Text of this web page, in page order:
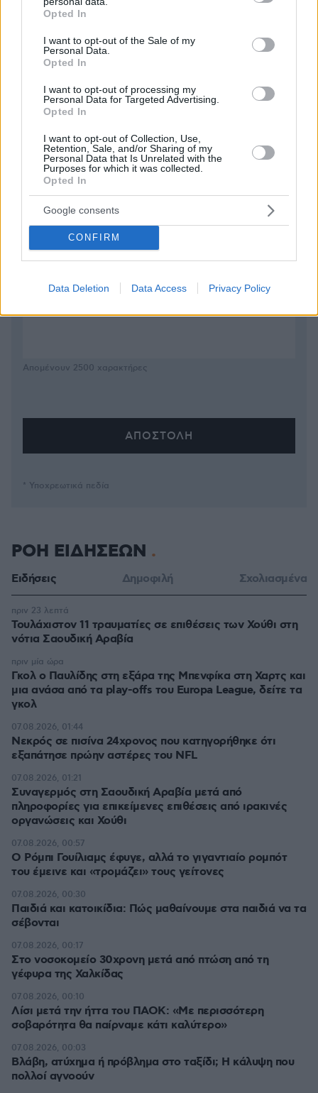
grant or deny consent to Google and its third-party tags to
use your data for below specified purposes in below Google
consent section.
Opted In
I want to opt-out of the Sale of my
Personal Data.
Opted In
I want to opt-out of processing my
Personal Data for Targeted Advertising.
Opted In
I want to opt-out of Collection, Use,
Retention, Sale, and/or Sharing of my
Personal Data that Is Unrelated with the
Purposes for which it was collected.
Opted In
Google consents
CONFIRM
Data Deletion Data Access Privacy Policy
ΠΡΟΣΘΗΚΗ ΣΧΟΛΙΟΥ
ΌΝΟΜΑ *
EMAIL
ΣΧΌΛΙΟ *
Απομένουν 2500 χαρακτήρες
* Υποχρεωτικά πεδία
ΡΟΗ ΕΙΔΗΣΕΩΝ
Ειδήσεις Δημοφιλή Σχολιασμένα
Τουλάχιστον 11 τραυματίες σε επιθέσεις των Χούθι στη
νότια Σαουδική Αραβία
πριν 23 λεπτά
Γκολ ο Παυλίδης στη εξάρα της Μπενφίκα στη Χαρτς και
μια ανάσα από τα play-offs του Europa League, δείτε τα
γκολ
πριν μία ώρα
Νεκρός σε πισίνα 24χρονος που κατηγορήθηκε ότι
εξαπάτησε πρώην αστέρες του NFL
07.08.2026, 01:44
Συναγερμός στη Σαουδική Αραβία μετά από
πληροφορίες για επικείμενες επιθέσεις από ιρακινές
οργανώσεις και Χούθι
07.08.2026, 01:21
Ο Ρόμπι Γουίλιαμς έφυγε, αλλά το γιγαντιαίο ρομπότ
του έμεινε και «τρομάζει» τους γείτονες
07.08.2026, 00:57
Παιδιά και κατοικίδια: Πώς μαθαίνουμε στα παιδιά να τα
σέβονται
07.08.2026, 00:30
Στο νοσοκομείο 30χρονη μετά από πτώση από τη
γέφυρα της Χαλκίδας
07.08.2026, 00:17
Λίσι μετά την ήττα του ΠΑΟΚ: «Με περισσότερη
σοβαρότητα θα παίρναμε κάτι καλύτερο»
07.08.2026, 00:10
Βλάβη, ατύχημα ή πρόβλημα στο ταξίδι; Η κάλυψη που
πολλοί αγνοούν
07.08.2026, 00:03